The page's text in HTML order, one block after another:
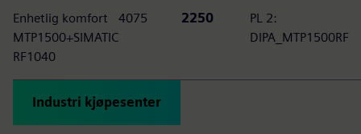
Enhetlig komfort
MTP1500+SIMATIC
RF1040
4075 2250
PL 2:
DIPA_MTP1500RF
Industri kjøpesenter